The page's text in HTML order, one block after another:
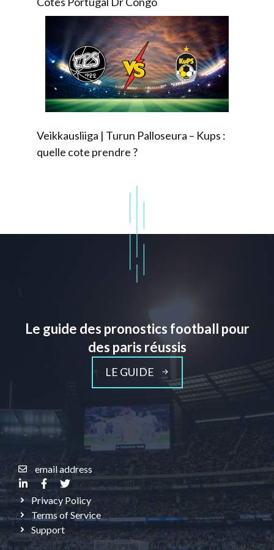
Veikkausliiga | Turun Palloseura – Kups :
quelle cote prendre ?
Le guide des pronostics football pour
des paris réussis
LE GUIDE
email address
Privacy Policy
Terms of Service
Support